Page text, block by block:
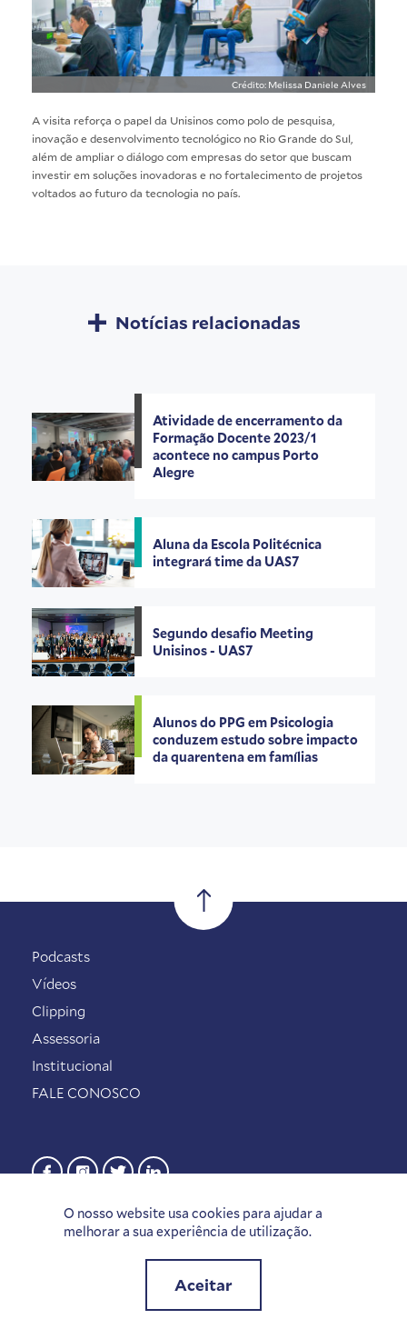
Crédito: Melissa Daniele Alves
A visita reforça o papel da Unisinos como polo de pesquisa,
inovação e desenvolvimento tecnológico no Rio Grande do Sul,
além de ampliar o diálogo com empresas do setor que buscam
investir em soluções inovadoras e no fortalecimento de projetos
voltados ao futuro da tecnologia no país.
Notícias relacionadas
Atividade de encerramento da
Formação Docente 2023/1
acontece no campus Porto
Alegre
Aluna da Escola Politécnica
integrará time da UAS7
Segundo desafio Meeting
Unisinos - UAS7
Alunos do PPG em Psicologia
conduzem estudo sobre impacto
da quarentena em famílias
O nosso website usa cookies para ajudar a
melhorar a sua experiência de utilização.
Aceitar
Podcasts
Vídeos
Clipping
Assessoria
Institucional
FALE CONOSCO